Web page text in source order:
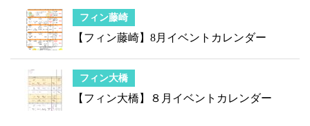
フィン藤崎
【フィン藤崎】8月イベントカレンダー
フィン大橋
【フィン大橋】８月イベントカレンダー